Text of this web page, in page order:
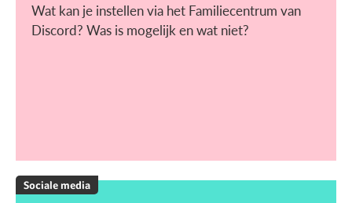
Wat kan je instellen via het Familiecentrum van
Discord? Was is mogelijk en wat niet?
Sociale media